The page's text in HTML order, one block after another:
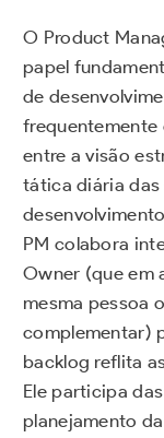
O Product
papel
de
frequentemente
entre a visão
tática diária das
PM colabora
Owner (que em
mesma pessoa
complementar)
backlog reflita
Ele participa
planejamento